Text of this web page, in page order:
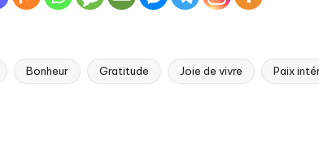
Bonheur Gratitude Joie de vivre Paix